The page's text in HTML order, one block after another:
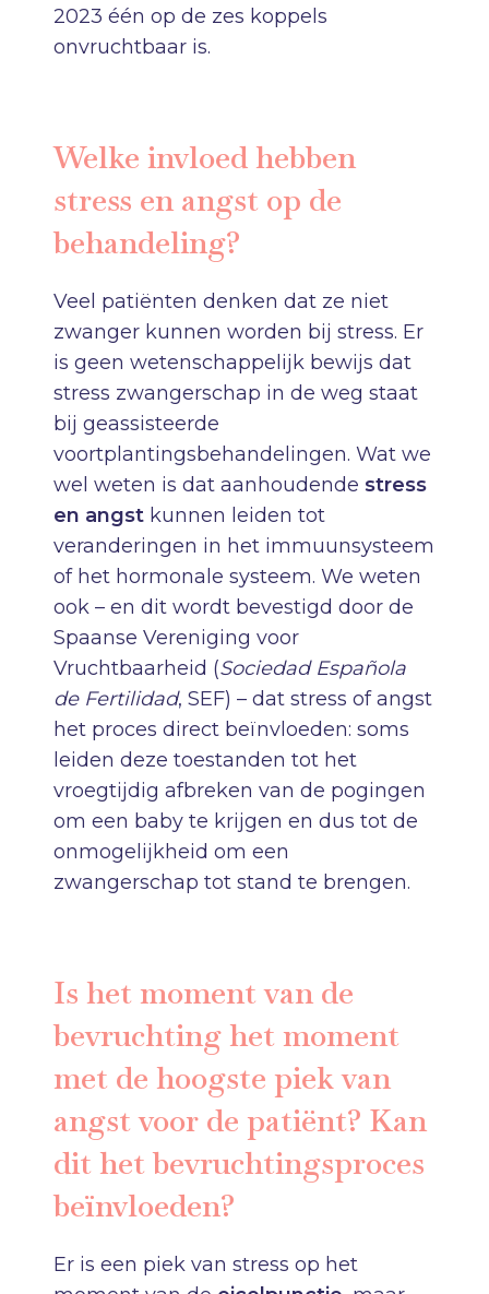
2023 één op de zes koppels
onvruchtbaar is.
Welke invloed hebben
stress en angst op de
behandeling?
Veel patiënten denken dat ze niet
zwanger kunnen worden bij stress. Er
is geen wetenschappelijk bewijs dat
stress zwangerschap in de weg staat
bij geassisteerde
voortplantingsbehandelingen. Wat we
wel weten is dat aanhoudende stress
en angst kunnen leiden tot
veranderingen in het immuunsysteem
of het hormonale systeem. We weten
ook – en dit wordt bevestigd door de
Spaanse Vereniging voor
Vruchtbaarheid (Sociedad Española
de Fertilidad, SEF) – dat stress of angst
het proces direct beïnvloeden: soms
leiden deze toestanden tot het
vroegtijdig afbreken van de pogingen
om een baby te krijgen en dus tot de
onmogelijkheid om een
zwangerschap tot stand te brengen.
Is het moment van de
bevruchting het moment
met de hoogste piek van
angst voor de patiënt? Kan
dit het bevruchtingsproces
beïnvloeden?
Er is een piek van stress op het